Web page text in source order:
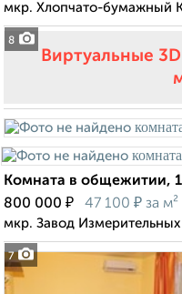
8
мкр. Хлопчато-бумажный
Виртуальные
7
Комната в общежитии,
800 000 ₽ 47 100 ₽ за м²
мкр. Завод